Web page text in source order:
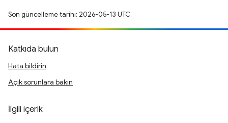
Son güncelleme tarihi: 2026-05-13 UTC.
Katkıda bulun
Hata bildirin
Açık sorunlara bakın
İlgili içerik